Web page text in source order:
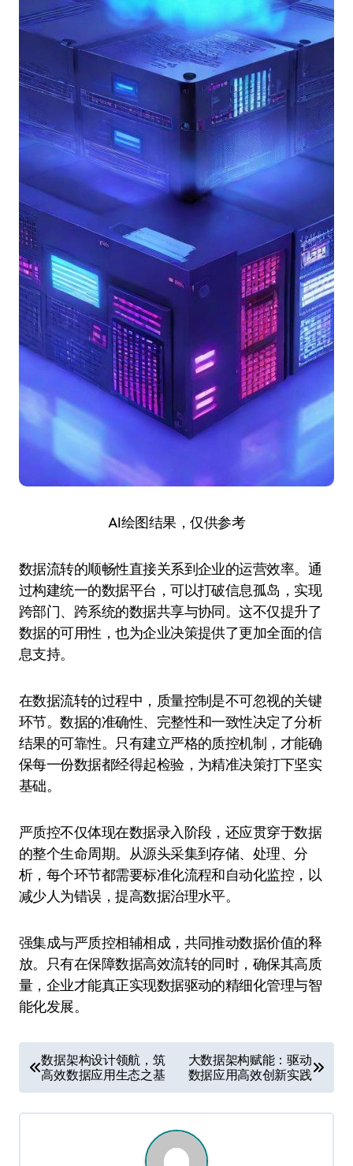
AI绘图结果，仅供参考
数据流转的顺畅性直接关系到企业的运营效率。通
过构建统一的数据平台，可以打破信息孤岛，实现
跨部门、跨系统的数据共享与协同。这不仅提升了
数据的可用性，也为企业决策提供了更加全面的信
息支持。
在数据流转的过程中，质量控制是不可忽视的关键
环节。数据的准确性、完整性和一致性决定了分析
结果的可靠性。只有建立严格的质控机制，才能确
保每一份数据都经得起检验，为精准决策打下坚实
基础。
严质控不仅体现在数据录入阶段，还应贯穿于数据
的整个生命周期。从源头采集到存储、处理、分
析，每个环节都需要标准化流程和自动化监控，以
减少人为错误，提高数据治理水平。
强集成与严质控相辅相成，共同推动数据价值的释
放。只有在保障数据高效流转的同时，确保其高质
量，企业才能真正实现数据驱动的精细化管理与智
能化发展。
章
导
数据架构设计领航，筑
高效数据应用生态之基
大数据架构赋能：驱动
数据应用高效创新实践